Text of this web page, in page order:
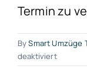
Termin zu
BySmart Umzüge
deaktiviertfür